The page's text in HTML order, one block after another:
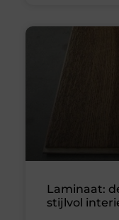
Laminaat:
stijlvol